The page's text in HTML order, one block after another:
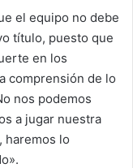
el equipo no debe
título, puesto que
en los
comprensión de lo
nos podemos
a jugar nuestra
haremos lo